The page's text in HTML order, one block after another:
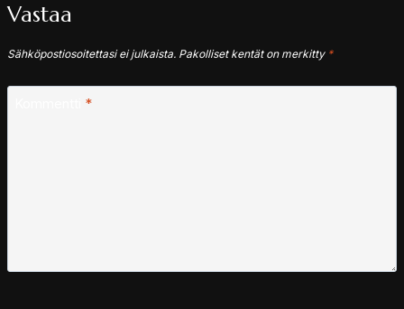
Vastaa
Sähköpostiosoitettasi ei julkaista. Pakolliset kentät on merkitty *
*